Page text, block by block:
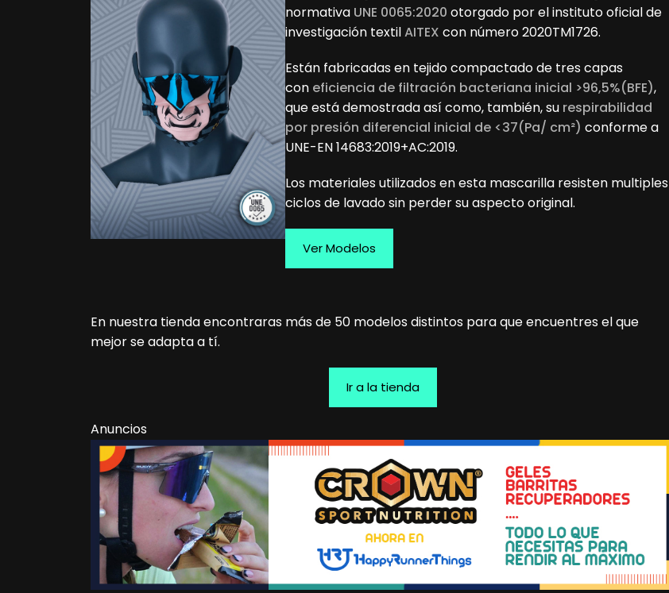
normativa UNE 0065:2020 otorgado por el instituto oficial de
investigación textilAITEX con número 2020TM1726.
Están fabricadas en tejido compactado de tres capas
con eficiencia de filtración bacteriana inicial >96,5%(BFE),
que está demostrada así como, también, su respirabilidad
por presión diferencial inicial de <37(Pa/ cm²) conforme a
UNE-EN 14683:2019+AC:2019.
Los materiales utilizados en esta mascarilla resisten multiples
ciclos de lavado sin perder su aspecto original.
Ver Modelos
En nuestra tienda encontraras más de 50 modelos distintos para que encuentres el que
mejor se adapta a tí.
Ir a la tienda
Anuncios